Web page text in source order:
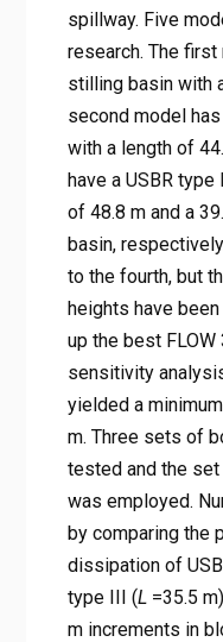
spillway. Five
research. The first
stilling basin with
second model
with a length of
have a USBR
of 48.8 m and a
basin,
to the fourth, but
heights have
up the best
sensitivity
yielded a
m. Three sets of
tested and the set
was employed.
by comparing the
dissipation of
type III (L=35.5
m increments in